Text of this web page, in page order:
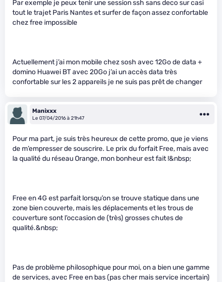
Par exemple je peux tenir une session ssh sans deco sur casi
tout le trajet Paris Nantes et surfer de façon assez confortable
chez free impossible
Actuellement j’ai mon mobile chez sosh avec 12Go de data +
domino Huawei BT avec 20Go j’ai un accès data très
confortable sur les 2 appareils je ne suis pas prêt de changer
Manixxx
Le 07/04/2016 à 21h47
Pour ma part, je suis très heureux de cette promo, que je viens
de m’empresser de souscrire. Le prix du forfait Free, mais avec
la qualité du réseau Orange, mon bonheur est fait !&nbsp;
Free en 4G est parfait lorsqu’on se trouve statique dans une
zone bien couverte, mais les déplacements et les trous de
couverture sont l’occasion de (très) grosses chutes de
qualité.&nbsp;
Pas de problème philosophique pour moi, on a bien une gamme
de services, avec Free en bas (pas cher mais service incertain)